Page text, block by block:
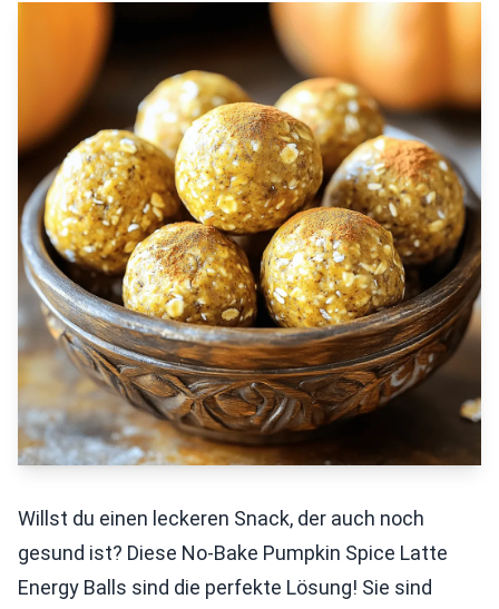
Willst du einen leckeren Snack, der auch noch
gesund ist? Diese No-Bake Pumpkin Spice Latte
Energy Balls sind die perfekte Lösung! Sie sind